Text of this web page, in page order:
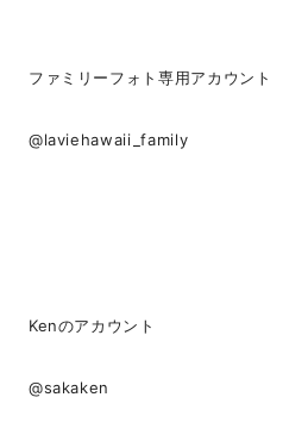
ファミリーフォト専用アカウント
@laviehawaii_family
Kenのアカウント
@sakaken